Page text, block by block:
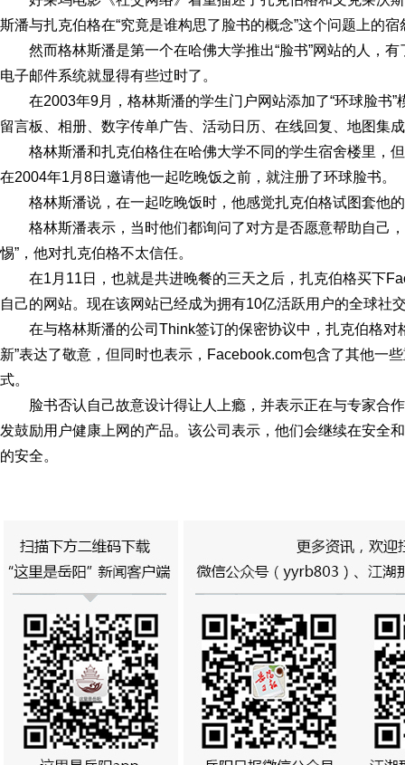
斯潘与扎克伯格在“究竟是谁构思了脸书的概念”这个问题上的
然而格林斯潘是第一个在哈佛大学推出“脸书”网站的人，
电子邮件系统就显得有些过时了。
在2003年9月，格林斯潘的学生门户网站添加了“环球脸书
留言板、相册、数字传单广告、活动日历、在线回复、地图集
格林斯潘和扎克伯格住在哈佛大学不同的学生宿舍楼里，
在2004年1月8日邀请他一起吃晚饭之前，就注册了环球脸书。
格林斯潘说，在一起吃晚饭时，他感觉扎克伯格试图套他
格林斯潘表示，当时他们都询问了对方是否愿意帮助自己
惕”，他对扎克伯格不太信任。
在1月11日，也就是共进晚餐的三天之后，扎克伯格买下
自己的网站。现在该网站已经成为拥有10亿活跃用户的全球社
在与格林斯潘的公司Think签订的保密协议中，扎克伯格
新”表达了敬意，但同时也表示，Facebook.com包含了其他一
式。
脸书否认自己故意设计得让人上瘾，并表示正在与专家合
发鼓励用户健康上网的产品。该公司表示，他们会继续在安全
的安全。